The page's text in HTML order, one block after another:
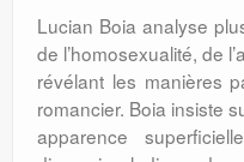
Lucian Boia analyse
de l’homosexualité, de
révélant les manières
romancier. Boia insiste
apparence